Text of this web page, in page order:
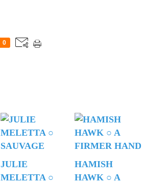
0
JULIE
MELETTA ○
HAMISH
HAWK ○ A